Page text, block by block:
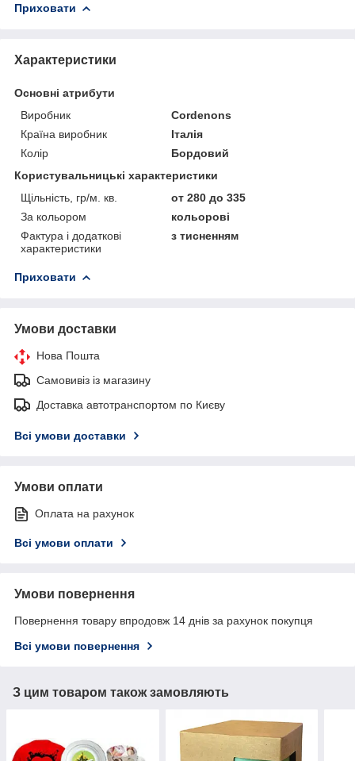
Приховати
Характеристики
Основні атрибути
Виробник
Cordenons
Країна виробник
Італія
Колір
Бордовий
Користувальницькі характеристики
Щільність, гр/м. кв.
от 280 до 335
За кольором
кольорові
Фактура і додаткові
характеристики
з тисненням
Приховати
Умови доставки
Нова Пошта
Самовивіз із магазину
Доставка автотранспортом по Києву
Всі умови доставки
Умови оплати
Оплата на рахунок
Всі умови оплати
Умови повернення
Повернення товару впродовж 14 днів за рахунок покупця
Всі умови повернення
З цим товаром також замовляють